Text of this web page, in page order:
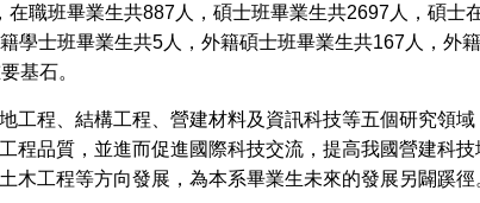
職班畢業生共887人，碩士班畢業生共2697人，碩士
學士班畢業生共5人，外籍碩士班畢業生共167人，外
基石。
程、結構工程、營建材料及資訊科技等五個研究領域
程品質，並進而促進國際科技交流，提高我國營建科技
工程等方向發展，為本系畢業生未來的發展另闢蹊徑